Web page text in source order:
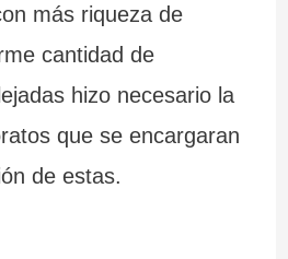
más riqueza de
cantidad de
hizo necesario la
que se encargaran
de estas.